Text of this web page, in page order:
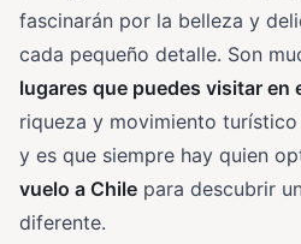
fascinarán por la belleza y
cada pequeño detalle. Son
lugares que puedes visitar en
riqueza y movimiento
y es que siempre hay quien
vuelo a Chile para descubrir
diferente.